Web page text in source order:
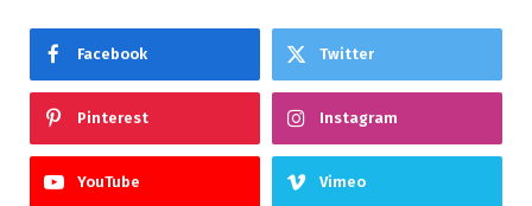
Facebook Twitter
Pinterest Instagram
YouTube Vimeo